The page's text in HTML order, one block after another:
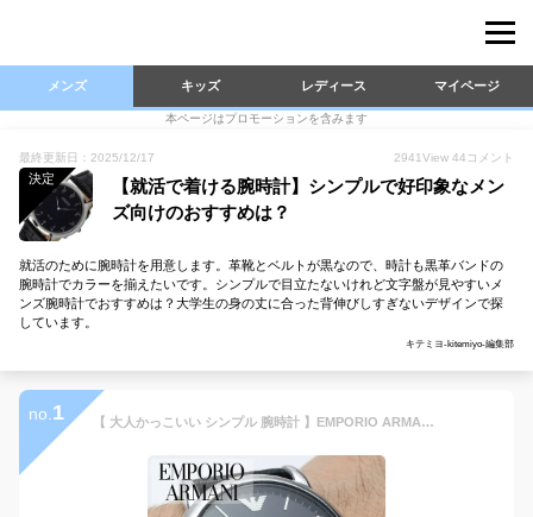
メンズ キッズ レディース マイページ
本ページはプロモーションを含みます
最終更新日：2025/12/17 2941View 44 コメント
決定
【就活で着ける腕時計】シンプルで好印象なメン
ズ向けのおすすめは？
就活のために腕時計を用意します。革靴とベルトが黒なので、時計も黒革バンドの
腕時計でカラーを揃えたいです。シンプルで目立たないけれど文字盤が見やすいメ
ンズ腕時計でおすすめは？大学生の身の丈に合った背伸びしすぎないデザインで探
しています。
キテミヨ-kitemiyo-編集部
no. 1 【 大人かっこいい シンプル 腕時計 】EMPORIO ARMANI エンポリオ アルマーニ 時計 ブランド メンズ アナログ 革 革ベルト レザー レザーベルト 男性 男子 カレンダー 日付 軽い 軽量 薄い 薄型 仕事 ビジネス 夫 旦那 様 主人 父 父親 お父さん 父の日 プレゼント ギフト